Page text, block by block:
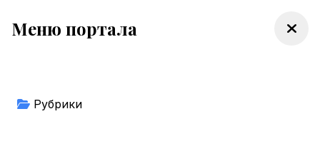
Меню портала
Рубрики